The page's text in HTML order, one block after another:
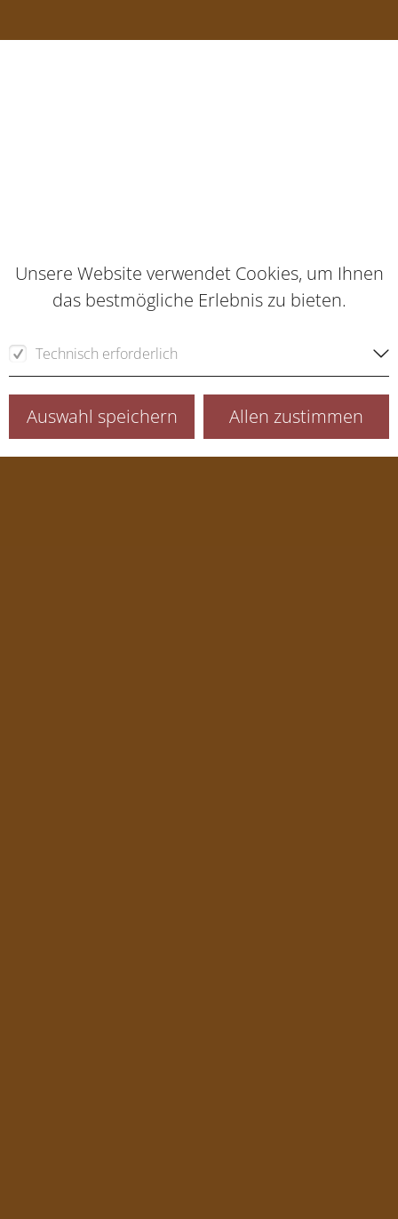
Unsere Website verwendet Cookies, um Ihnen
das bestmögliche Erlebnis zu bieten.
Technisch erforderlich
Für die Funktion der Webseite erforderliche Cookies
Sitzung (Session)
Auswahl speichern Allen zustimmen